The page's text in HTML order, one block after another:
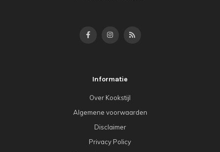
Informatie
Over Kookstijl
Algemene voorwaarden
Disclaimer
Privacy Policy